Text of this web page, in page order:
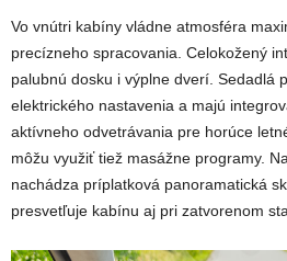
Vo vnútri kabíny vládne atmosféra
precízneho spracovania. Celokožený
palubnú dosku i výplne dverí. Sedadlá
elektrického nastavenia a majú
aktívneho odvetrávania pre horúce
môžu využiť tiež masážne programy.
nachádza príplatková panoramatická
presvetľuje kabínu aj pri zatvorenom